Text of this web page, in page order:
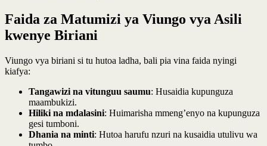
Faida za Matumizi ya Viungo vya Asili
kwenye Biriani
Viungo vya biriani si tu hutoa ladha, bali pia vina faida nyingi
kiafya:
Tangawizi na vitunguu saumu: Husaidia kupunguza
maambukizi.
Hiliki na mdalasini: Huimarisha mmeng’enyo na kupunguza
gesi tumboni.
Dhania na minti: Hutoa harufu nzuri na kusaidia utulivu wa